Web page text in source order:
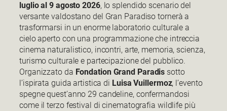
luglio al 9 agosto 2026, lo splendido scenario del
versante valdostano del Gran Paradiso tornerà a
trasformarsi in un enorme laboratorio culturale a
cielo aperto con una programmazione che intreccia
cinema naturalistico, incontri, arte, memoria, scienza,
turismo culturale e partecipazione del pubblico.
Organizzato da Fondation Grand Paradis sotto
l’ispirata guida artistica di Luisa Vuillermoz, l’evento
spegne quest’anno 29 candeline, confermandosi
come il terzo festival di cinematografia wildlife più